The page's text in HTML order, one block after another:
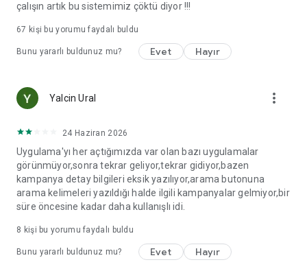
çalışın artık bu sistemimiz çöktü diyor !!!
67 kişi bu yorumu faydalı buldu
Bunu yararlı buldunuz mu? Evet Hayır
Yalcin Ural more_vert
24 Haziran 2026
Uygulama'yı her açtığımızda var olan bazı uygulamalar
görünmüyor,sonra tekrar geliyor,tekrar gidiyor,bazen
kampanya detay bilgileri eksik yazılıyor,arama butonuna
arama kelimeleri yazıldığı halde ilgili kampanyalar gelmiyor,bir
süre öncesine kadar daha kullanışlı idi.
8 kişi bu yorumu faydalı buldu
Bunu yararlı buldunuz mu? Evet Hayır